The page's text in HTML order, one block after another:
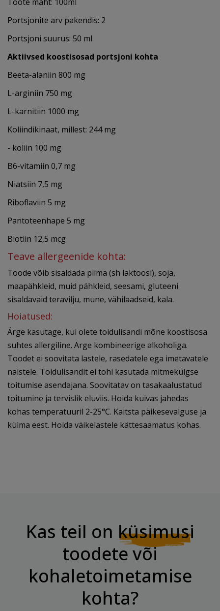
Portsjonite arv pakendis: 2
Portsjoni suurus: 50 ml
Aktiivsed koostisosad portsjoni kohta
Beeta-alaniin 800 mg
L-arginiin 750 mg
L-karnitiin 1000 mg
Koliindikinaat, millest: 244 mg
- koliin 100 mg
B6-vitamiin 0,7 mg
Niatsiin 7,5 mg
Riboflaviin 5 mg
Pantoteenhape 5 mg
Biotiin 12,5 mcg
Teave allergeenide kohta:
Toode võib sisaldada piima (sh laktoosi), soja,
maapähkleid, muid pähkleid, seesami, gluteeni
sisaldavaid teravilju, mune, vähilaadseid, kala.
Hoiatused:
Ärge kasutage, kui olete toidulisandi mõne koostisosa
suhtes allergiline. Ärge kombineerige alkoholiga.
Toodet ei soovitata lastele, rasedatele ega imetavatele
naistele. Toidulisandit ei tohi kasutada mitmekülgse
toitumise asendajana. Soovitatav on tasakaalustatud
toitumine ja tervislik eluviis. Hoida kuivas jahedas
kohas temperatuuril 2-25°C. Kaitsta päikesevalguse ja
külma eest. Hoida väikelastele kättesaamatus kohas.
Kas teil on küsimusi
toodete või
kohaletoimetamise
kohta?